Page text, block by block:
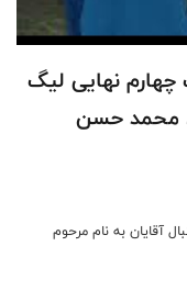
نهایی لیگ
محمد حسن
آقایان به نام مرحوم